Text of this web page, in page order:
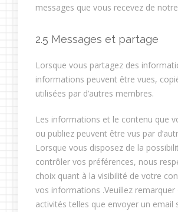
messages que vous recevez de
2.5 Messages et partage
Lorsque vous partagez des
informations peuvent être vues,
utilisées par d’autres membres.
Les informations et le contenu que
ou publiez peuvent être vus par
Lorsque vous disposez de la
contrôler vos préférences, nous
choix quant à la visibilité de votre
vos informations .Veuillez remarquer
activités telles que envoyer un email